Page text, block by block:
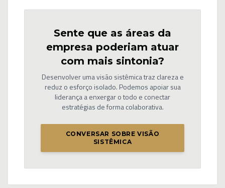
Sente que as áreas da
empresa poderiam atuar
com mais sintonia?
Desenvolver uma visão sistêmica traz clareza e
reduz o esforço isolado. Podemos apoiar sua
liderança a enxergar o todo e conectar
estratégias de forma colaborativa.
CONVERSAR SOBRE VISÃO
SISTÊMICA